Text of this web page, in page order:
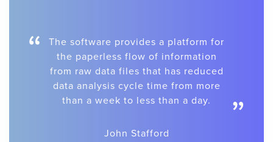
“
The software provides a platform for
the paperless flow of information
from raw data files that has reduced
data analysis cycle time from more
than a week to less than a day.
”
John Stafford